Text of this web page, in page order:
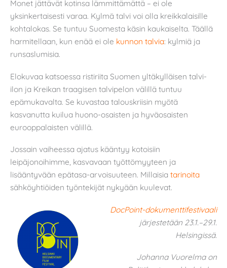
Monet jättävät kotinsa lämmittämättä – ei ole
yksinkertaisesti varaa. Kylmä talvi voi olla kreikkalaisille
kohtalokas. Se tuntuu Suomesta käsin kaukaiselta. Täällä
harmitellaan, kun enää ei ole kunnon talvia: kylmiä ja
runsaslumisia.
Elokuvaa katsoessa ristiriita Suomen yltäkylläisen talvi-
ilon ja Kreikan traagisen talvipelon välillä tuntuu
epämukavalta. Se kuvastaa talouskriisin myötä
kasvanutta kuilua huono-osaisten ja hyväosaisten
eurooppalaisten välillä.
Jossain vaiheessa ajatus kääntyy kotoisiin
leipäjonoihimme, kasvavaan työttömyyteen ja
lisääntyvään epätasa-arvoisuuteen. Millaisia tarinoita
sähköyhtiöiden työntekijät nykyään kuulevat.
DocPoint-dokumenttifestivaali
järjestetään 23.1.–29.1.
Helsingissä.
Johanna Vuorelma on